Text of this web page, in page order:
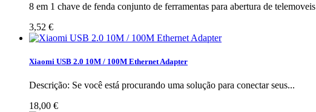
8 em 1 chave de fenda conjunto de ferramentas para abertura de telemoveis
3,52 €
Xiaomi USB 2.0 10M / 100M Ethernet Adapter
Descrição: Se você está procurando uma solução para conectar seus...
18,00 €